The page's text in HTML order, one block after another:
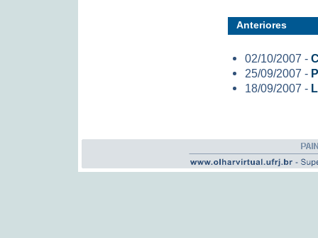
Anteriores
02/10/2007 -
25/09/2007 -
18/09/2007 -